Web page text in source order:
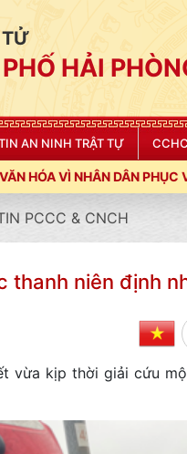
TỬ
HẢI
AN NINH TRẬT TỰ
PHỤC VỤ"
PCCC & CNCH
thanh niên định
vừa kịp thời giải cứu